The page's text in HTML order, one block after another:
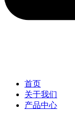
首页
关于我们
产品中心